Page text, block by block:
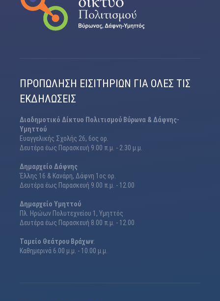
ΠΡΟΠΏΛΗΣΗ ΕΙΣΙΤΗΡΊΩΝ ΓΙΑ ΌΛΕΣ ΤΙΣ
ΕΚΔΗΛΏΣΕΙΣ
Διαδημοτικό Δίκτυο Πολιτισμού Βύρωνα & Δάφνης-
Υμηττού
Ευαγγελικής Σχολής 26, 6ος ορ.
Δευτέρα έως Παρασκευή 9.00 π.μ. - 2.30 μ.μ.
Δημαρχείο Δάφνης
Έλλης 16 & Κανάρη, Δάφνη 1ος ορ.
Δευτέρα έως Παρασκευή 9.00 π.μ. - 12.00
Δημαρχείο Υμηττού
Πλ. Ηρώων Πολυτεχνείου 1, Υμηττός
Δευτέρα έως Παρασκευή 8.00 π.μ. - 12.00
Ταμείο Θεάτρου Βράχων:
Καθημερινά 6.00 μ.μ. - 10.00 μ.μ.